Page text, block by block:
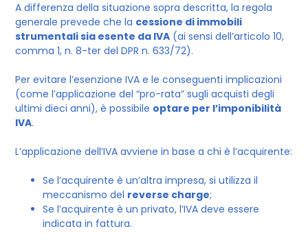
A differenza della situazione sopra descritta, la regola
generale prevede che la cessione di immobili
strumentali sia esente da IVA (ai sensi dell’articolo 10,
comma 1, n. 8-ter del DPR n. 633/72).
Per evitare l’esenzione IVA e le conseguenti implicazioni
(come l’applicazione del “pro-rata” sugli acquisti degli
ultimi dieci anni), è possibile optare per l’imponibilità
IVA.
L’applicazione dell’IVA avviene in base a chi è l’acquirente:
Se l’acquirente è un’altra impresa, si utilizza il
meccanismo del reverse charge;
Se l’acquirente è un privato, l’IVA deve essere
indicata in fattura.